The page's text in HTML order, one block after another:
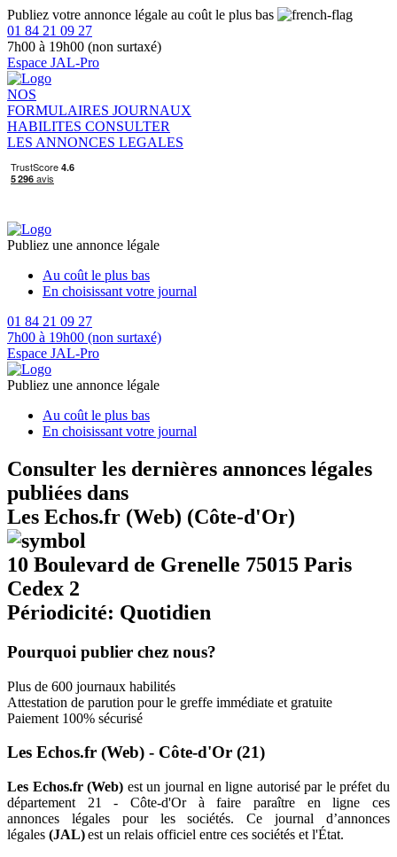
Publiez votre annonce légale au coût le plus bas
01 84 21 09 27
7h00 à 19h00 (non surtaxé)
Espace JAL-Pro
NOS
FORMULAIRES JOURNAUX
HABILITES CONSULTER
LES ANNONCES LEGALES
Publiez une annonce légale
Au coût le plus bas
En choisissant votre journal
01 84 21 09 27
7h00 à 19h00 (non surtaxé)
Espace JAL-Pro
Publiez une annonce légale
Au coût le plus bas
En choisissant votre journal
Consulter les dernières annonces légales
publiées dans
Les Echos.fr (Web) (Côte-d'Or)
10 Boulevard de Grenelle 75015 Paris
Cedex 2
Périodicité: Quotidien
Pourquoi publier chez nous?
Plus de 600 journaux habilités
Attestation de parution pour le greffe immédiate et gratuite
Paiement 100% sécurisé
Les Echos.fr (Web) - Côte-d'Or (21)
Les Echos.fr (Web) est un journal en ligne autorisé par le préfet du
département 21 - Côte-d'Or à faire paraître en ligne ces
annonces légales pour les sociétés. Ce journal d’annonces
légales (JAL)est un relais officiel entre ces sociétés et l'État.